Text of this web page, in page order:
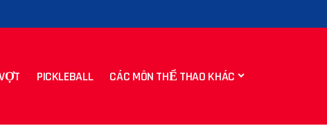
PICKLEBALL CÁC MÔN THỂ THAO KHÁC